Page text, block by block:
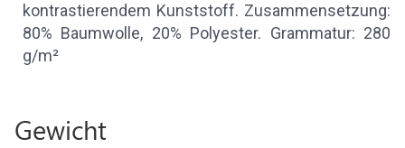
kontrastierendem Kunststoff. Zusammensetzung:
80% Baumwolle, 20% Polyester. Grammatur: 280
g/m²
Gewicht